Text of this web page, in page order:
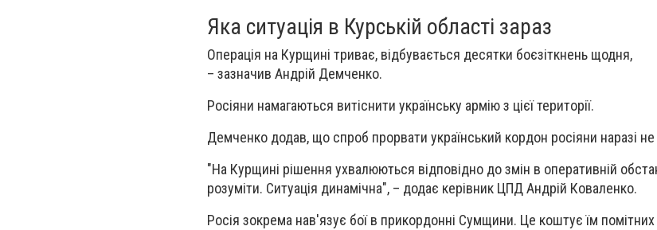
Яка ситуація в Курській області зараз
Операція на Курщині триває, відбувається десятки боєзіткнень щодня,
– зазначив Андрій Демченко.
Росіяни намагаються витіснити українську армію з цієї території.
Демченко додав, що спроб прорвати український кордон росіяни наразі
"На Курщині рішення ухвалюються відповідно до змін в оперативній
розуміти. Ситуація динамічна", – додає керівник ЦПД Андрій Коваленко.
Росія зокрема нав'язує бої в прикордонні Сумщини. Це коштує їм